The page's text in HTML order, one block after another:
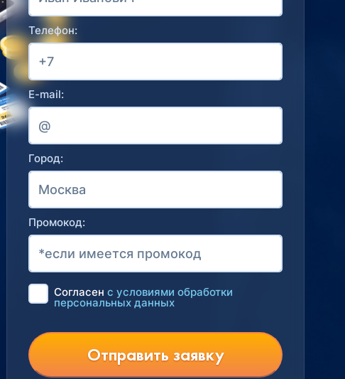
Телефон:
E-mail:
Город:
Промокод:
Согласен с условиями обработки
персональных данных
Отправить заявку